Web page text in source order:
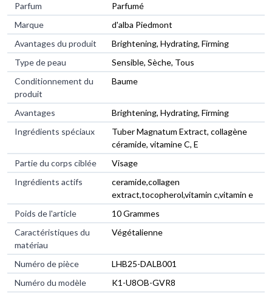
Parfum
Parfumé
Marque
d'alba Piedmont
Avantages du produit
Brightening, Hydrating, Firming
Type de peau
Sensible, Sèche, Tous
Conditionnement du
produit
Baume
Avantages
Brightening, Hydrating, Firming
Ingrédients spéciaux
Tuber Magnatum Extract, collagène
céramide, vitamine C, E
Partie du corps ciblée
Visage
Ingrédients actifs
ceramide,collagen
extract,tocopherol,vitamin c,vitamin e
Poids de l'article
10 Grammes
Caractéristiques du
matériau
Végétalienne
Numéro de pièce
LHB25-DALB001
Numéro du modèle
K1-U8OB-GVR8